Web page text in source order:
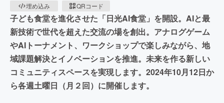
埋め込み
QRコード
子ども食堂を進化させた「日光AI食堂」を開設。AIと最
新技術で世代を超えた交流の場を創出。アナログゲーム
やAIトーナメント、ワークショップで楽しみながら、地
域課題解決とイノベーションを推進。未来を作る新しい
コミュニティスペースを実現します。2024年10月12日か
ら各週土曜日（月２回）に開催します。